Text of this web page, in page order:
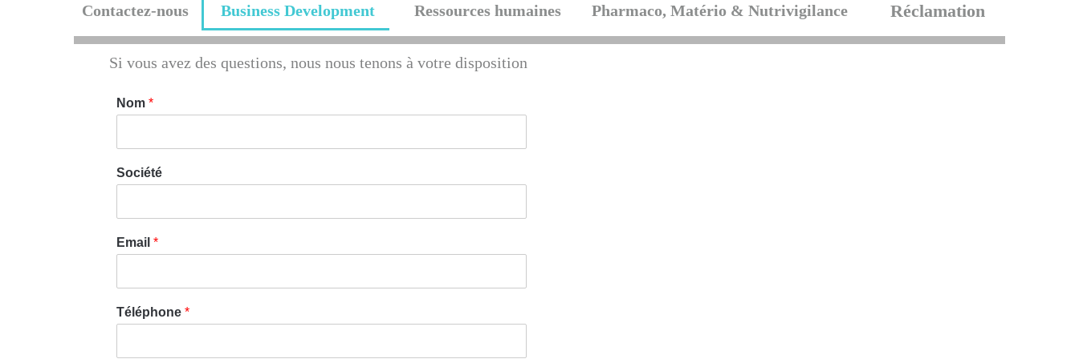
Contactez-nous Business Development Ressources humaines Pharmaco, Matério & Nutrivigilance Réclamation
Si vous avez des questions, nous nous tenons à votre disposition
Nom*
Société
Email*
Téléphone*